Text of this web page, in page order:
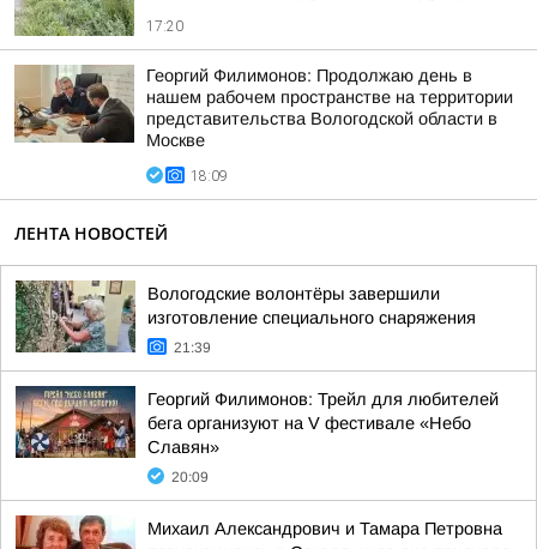
17:20
Георгий Филимонов: Продолжаю день в
нашем рабочем пространстве на территории
представительства Вологодской области в
Москве
18:09
ЛЕНТА НОВОСТЕЙ
Вологодские волонтёры завершили
изготовление специального снаряжения
21:39
Георгий Филимонов: Трейл для любителей
бега организуют на V фестивале «Небо
Славян»
20:09
Михаил Александрович и Тамара Петровна